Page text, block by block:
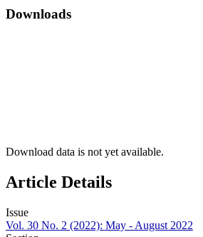
Downloads
Download data is not yet available.
Article Details
Issue
Vol. 30 No. 2 (2022): May - August 2022